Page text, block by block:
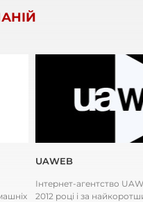
UAWEB
Інтернет-агентство
2012 році і за